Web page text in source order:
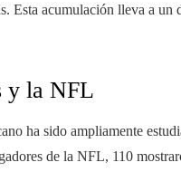
Esta acumulación lleva a
y la NFL
ha sido ampliamente
de la NFL, 110